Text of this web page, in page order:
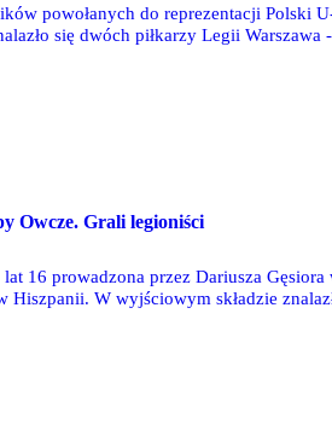
powołanych do reprezentacji
się dwóch piłkarzy Legii
Owcze. Grali legioniści
16 prowadzona przez Dariusza
Hiszpanii. W wyjściowym składzie